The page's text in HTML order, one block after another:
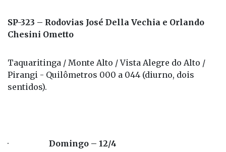
SP-323 – Rodovias José Della Vechia e Orlando
Chesini Ometto
Taquaritinga / Monte Alto / Vista Alegre do Alto /
Pirangi - Quilômetros 000 a 044 (diurno, dois
sentidos).
· Domingo – 12/4